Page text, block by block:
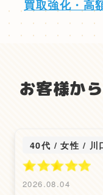
買取強化・高
お客様か
40代 / 女性 / 川
2026.08.04